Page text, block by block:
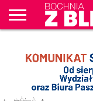
WPROST
REKLAM